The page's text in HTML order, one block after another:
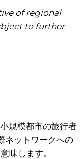
of regional
to further
模都市の旅行者
ネットワークへの
味します。